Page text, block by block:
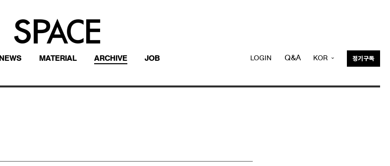
NEWS MATERIAL ARCHIVE
JOB
LOGIN Q&A KOR 정기구독